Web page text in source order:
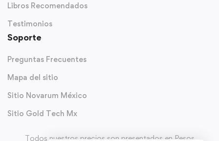
Libros Recomendados
Testimonios
Soporte
Preguntas Frecuentes
Mapa del sitio
Sitio Novarum México
Sitio Gold Tech Mx
Todos nuestros precios son presentados en Pesos